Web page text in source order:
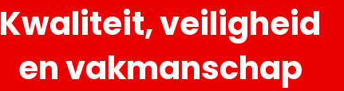
Kwaliteit, veiligheid
en vakmanschap